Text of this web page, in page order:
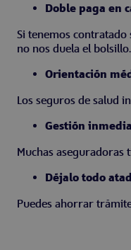
Doble paga en
Si tenemos contratado
no nos duela el bolsillo.
Orientación
Los seguros de salud
Gestión
Muchas aseguradoras
Déjalo todo
Puedes ahorrar